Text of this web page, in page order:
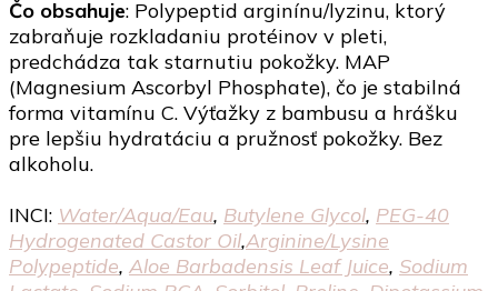
Čo obsahuje: Polypeptid arginínu/lyzinu, ktorý
zabraňuje rozkladaniu protéinov v pleti,
predchádza tak starnutiu pokožky. MAP
(Magnesium Ascorbyl Phosphate), čo je stabilná
forma vitamínu C. Výťažky z bambusu a hrášku
pre lepšiu hydratáciu a pružnosť pokožky. Bez
alkoholu.
INCI: Water/​Aqua/​Eau, Butylene Glycol, PEG-40
Hydrogenated Castor Oil,Arginine/​Lysine
Polypeptide, Aloe Barbadensis Leaf Juice, Sodium